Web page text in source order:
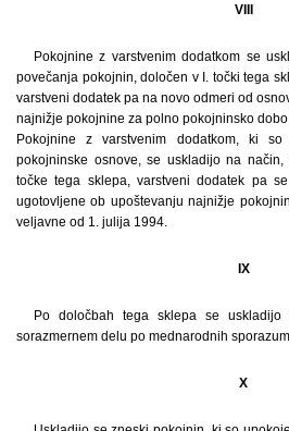
VIII
Pokojnine z varstvenim dodatkom se
povečanja pokojnin, določen v I. točki tega
varstveni dodatek pa na novo odmeri od
najnižje pokojnine za polno pokojninsko
Pokojnine z varstvenim dodatkom, ki
pokojninske osnove, se uskladijo na način,
točke tega sklepa, varstveni dodatek pa
ugotovljene ob upoštevanju najnižje
veljavne od 1. julija 1994.
IX
Po določbah tega sklepa se uskladijo
sorazmernem delu po mednarodnih
X